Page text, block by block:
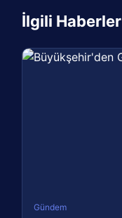
İlgili Haberler
Gündem